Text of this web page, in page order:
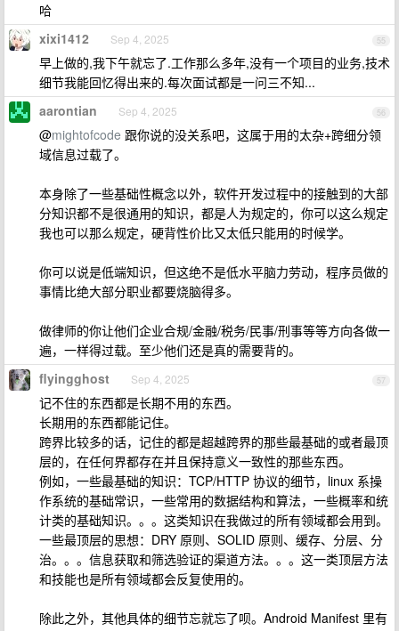
哈
55
xixi1412 Sep 4, 2025
早上做的,我下午就忘了.工作那么多年,没有一个项目的业务,技术
细节我能回忆得出来的.每次面试都是一问三不知...
56
aarontian Sep 4, 2025
@mightofcode 跟你说的没关系吧，这属于用的太杂+跨细分领
域信息过载了。
本身除了一些基础性概念以外，软件开发过程中的接触到的大部
分知识都不是很通用的知识，都是人为规定的，你可以这么规定
我也可以那么规定，硬背性价比又太低只能用的时候学。
你可以说是低端知识，但这绝不是低水平脑力劳动，程序员做的
事情比绝大部分职业都要烧脑得多。
做律师的你让他们企业合规/金融/税务/民事/刑事等等方向各做一
遍，一样得过载。至少他们还是真的需要背的。
57
flyingghost Sep 4, 2025
记不住的东西都是长期不用的东西。
长期用的东西都能记住。
跨界比较多的话，记住的都是超越跨界的那些最基础的或者最顶
层的，在任何界都存在并且保持意义一致性的那些东西。
例如，一些最基础的知识：TCP/HTTP 协议的细节，linux 系操
作系统的基础常识，一些常用的数据结构和算法，一些概率和统
计类的基础知识。。。这类知识在我做过的所有领域都会用到。
一些最顶层的思想：DRY 原则、SOLID 原则、缓存、分层、分
治。。。信息获取和筛选验证的渠道方法。。。这一类顶层方法
和技能也是所有领域都会反复使用的。
除此之外，其他具体的细节忘就忘了呗。Android Manifest 里有